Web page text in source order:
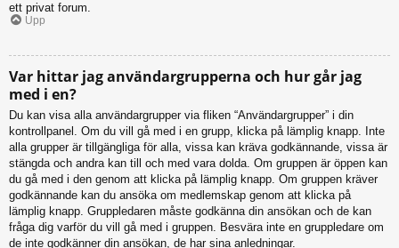
ett privat forum.
Upp
Var hittar jag användargrupperna och hur går jag
med i en?
Du kan visa alla användargrupper via fliken “Användargrupper” i din
kontrollpanel. Om du vill gå med i en grupp, klicka på lämplig knapp. Inte
alla grupper är tillgängliga för alla, vissa kan kräva godkännande, vissa är
stängda och andra kan till och med vara dolda. Om gruppen är öppen kan
du gå med i den genom att klicka på lämplig knapp. Om gruppen kräver
godkännande kan du ansöka om medlemskap genom att klicka på
lämplig knapp. Gruppledaren måste godkänna din ansökan och de kan
fråga dig varför du vill gå med i gruppen. Besvära inte en gruppledare om
de inte godkänner din ansökan, de har sina anledningar.